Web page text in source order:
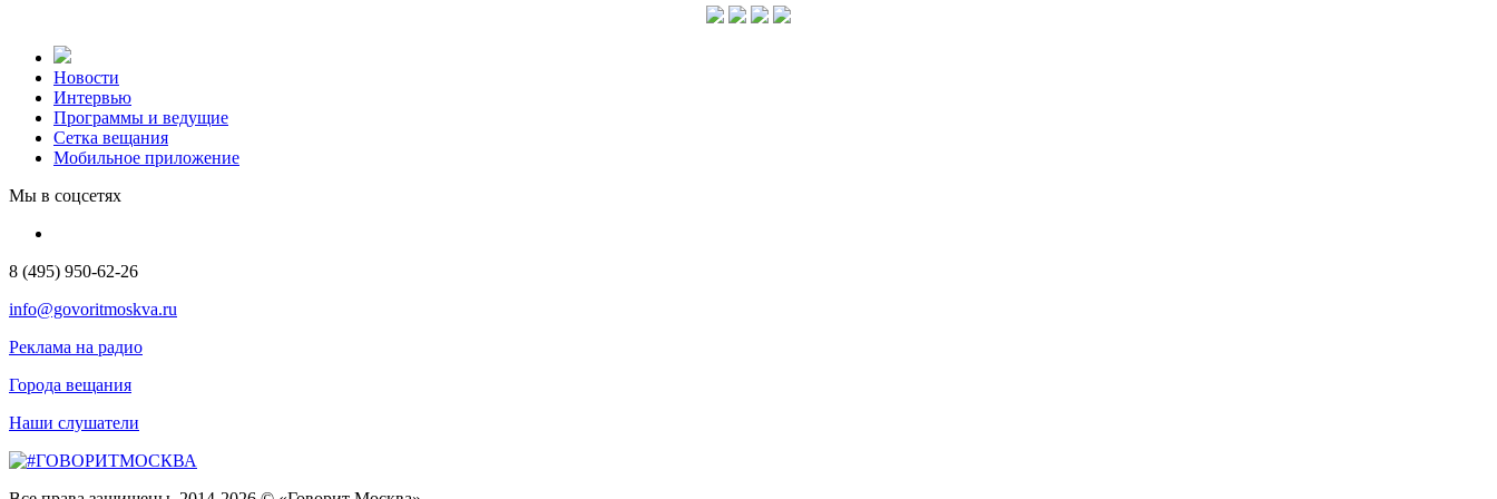
Новости
Интервью
Программы и ведущие
Сетка вещания
Мобильное приложение
Мы в соцсетях
8 (495) 950-62-26
info@govoritmoskva.ru
Реклама на радио
Города вещания
Наши слушатели